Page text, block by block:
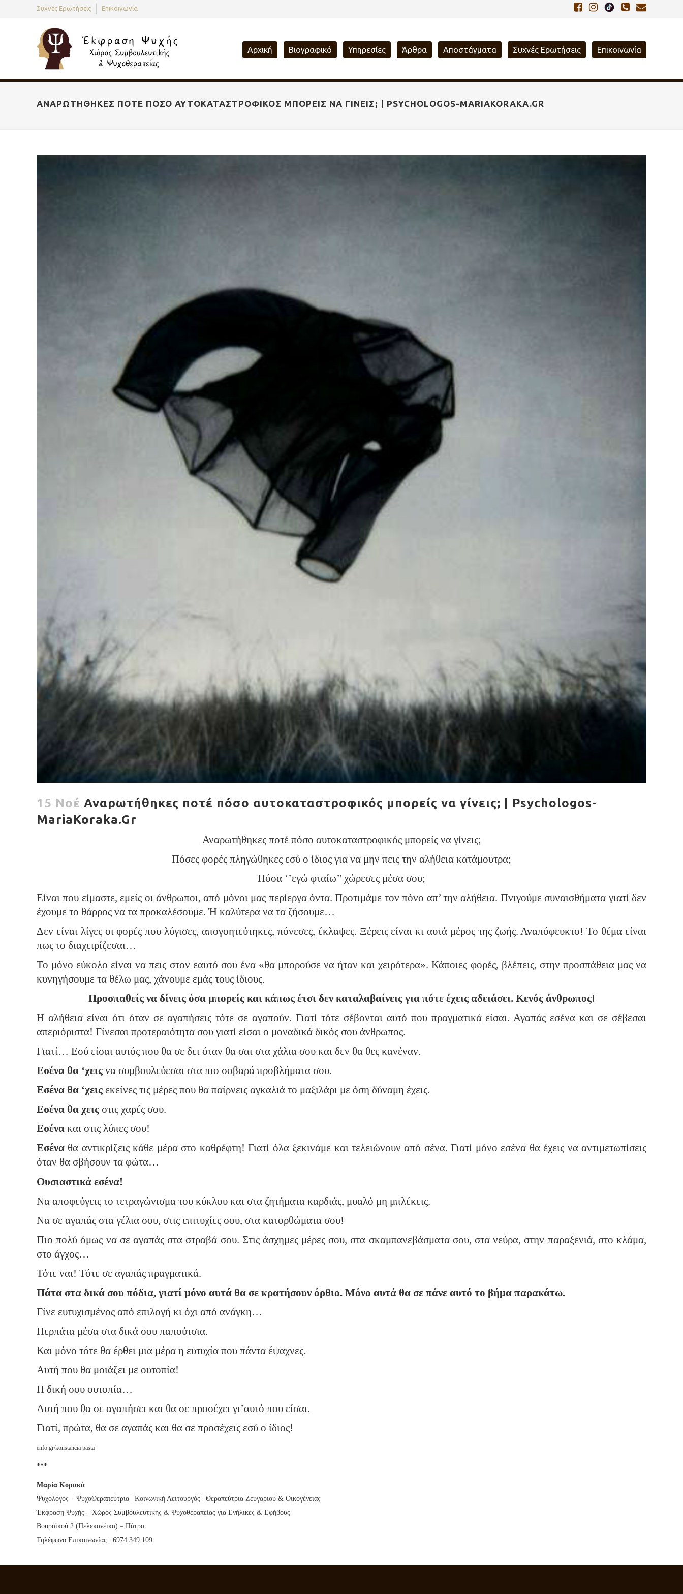
Συχνές Ερωτήσεις Επικοινωνία
Αρχική Βιογραφικό Υπηρεσίες Άρθρα Αποστάγματα Συχνές Ερωτήσεις Επικοινωνία
ΑΝΑΡΩΤΉΘΗΚΕΣ ΠΟΤΈ ΠΌΣΟ ΑΥΤΟΚΑΤΑΣΤΡΟΦΙΚΌΣ ΜΠΟΡΕΊΣ ΝΑ ΓΊΝΕΙΣ; | PSYCHOLOGOS-MARIAKORAKA.GR
15 Νοέ Αναρωτήθηκες ποτέ πόσο αυτοκαταστροφικός μπορείς να γίνεις; | Psychologos-
MariaKoraka.Gr
Αναρωτήθηκες ποτέ πόσο αυτοκαταστροφικός μπορείς να γίνεις;
Πόσες φορές πληγώθηκες εσύ ο ίδιος για να μην πεις την αλήθεια κατάμουτρα;
Πόσα ‘’εγώ φταίω’’ χώρεσες μέσα σου;
Είναι που είμαστε, εμείς οι άνθρωποι, από μόνοι μας περίεργα όντα. Προτιμάμε τον πόνο απ’ την αλήθεια. Πνιγούμε συναισθήματα γιατί δεν
έχουμε το θάρρος να τα προκαλέσουμε. Ή καλύτερα να τα ζήσουμε…
Δεν είναι λίγες οι φορές που λύγισες, απογοητεύτηκες, πόνεσες, έκλαψες. Ξέρεις είναι κι αυτά μέρος της ζωής. Αναπόφευκτο! Το θέμα είναι
πως το διαχειρίζεσαι…
Το μόνο εύκολο είναι να πεις στον εαυτό σου ένα «θα μπορούσε να ήταν και χειρότερα». Κάποιες φορές, βλέπεις, στην προσπάθεια μας να
κυνηγήσουμε τα θέλω μας, χάνουμε εμάς τους ίδιους.
Προσπαθείς να δίνεις όσα μπορείς και κάπως έτσι δεν καταλαβαίνεις για πότε έχεις αδειάσει. Κενός άνθρωπος!
Η αλήθεια είναι ότι όταν σε αγαπήσεις τότε σε αγαπούν. Γιατί τότε σέβονται αυτό που πραγματικά είσαι. Αγαπάς εσένα και σε σέβεσαι
απεριόριστα! Γίνεσαι προτεραιότητα σου γιατί είσαι ο μοναδικά δικός σου άνθρωπος.
Γιατί… Εσύ είσαι αυτός που θα σε δει όταν θα σαι στα χάλια σου και δεν θα θες κανέναν.
Εσένα θα ‘χεις να συμβουλεύεσαι στα πιο σοβαρά προβλήματα σου.
Εσένα θα ‘χεις εκείνες τις μέρες που θα παίρνεις αγκαλιά το μαξιλάρι με όση δύναμη έχεις.
Εσένα θα χεις στις χαρές σου.
Εσένα και στις λύπες σου!
Εσένα θα αντικρίζεις κάθε μέρα στο καθρέφτη! Γιατί όλα ξεκινάμε και τελειώνουν από σένα. Γιατί μόνο εσένα θα έχεις να αντιμετωπίσεις
όταν θα σβήσουν τα φώτα…
Ουσιαστικά εσένα!
Να αποφεύγεις το τετραγώνισμα του κύκλου και στα ζητήματα καρδιάς, μυαλό μη μπλέκεις.
Να σε αγαπάς στα γέλια σου, στις επιτυχίες σου, στα κατορθώματα σου!
Πιο πολύ όμως να σε αγαπάς στα στραβά σου. Στις άσχημες μέρες σου, στα σκαμπανεβάσματα σου, στα νεύρα, στην παραξενιά, στο κλάμα,
στο άγχος…
Τότε ναι! Τότε σε αγαπάς πραγματικά.
Πάτα στα δικά σου πόδια, γιατί μόνο αυτά θα σε κρατήσουν όρθιο. Μόνο αυτά θα σε πάνε αυτό το βήμα παρακάτω.
Γίνε ευτυχισμένος από επιλογή κι όχι από ανάγκη…
Περπάτα μέσα στα δικά σου παπούτσια.
Και μόνο τότε θα έρθει μια μέρα η ευτυχία που πάντα έψαχνες.
Αυτή που θα μοιάζει με ουτοπία!
Η δική σου ουτοπία…
Αυτή που θα σε αγαπήσει και θα σε προσέχει γι’αυτό που είσαι.
Γιατί, πρώτα, θα σε αγαπάς και θα σε προσέχεις εσύ ο ίδιος!
enfo.gr/konstancia pasta
***
Μαρία Κορακά
Ψυχολόγος – ΨυχοΘεραπεύτρια | Κοινωνική Λειτουργός | Θεραπεύτρια Ζευγαριού & Οικογένειας
Έκφραση Ψυχής – Χώρος Συμβουλευτικής & Ψυχοθεραπείας για Ενήλικες & Εφήβους
Βουραϊκού 2 (Πελεκανέικα) – Πάτρα
Τηλέφωνο Επικοινωνίας : 6974 349 109